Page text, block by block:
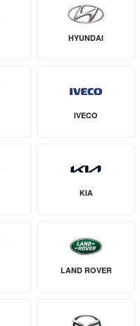
HYUNDAI
IVECO
KIA
LAND ROVER